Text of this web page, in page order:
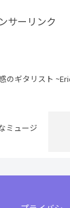
サーリンク
のギタリスト
ミュージ